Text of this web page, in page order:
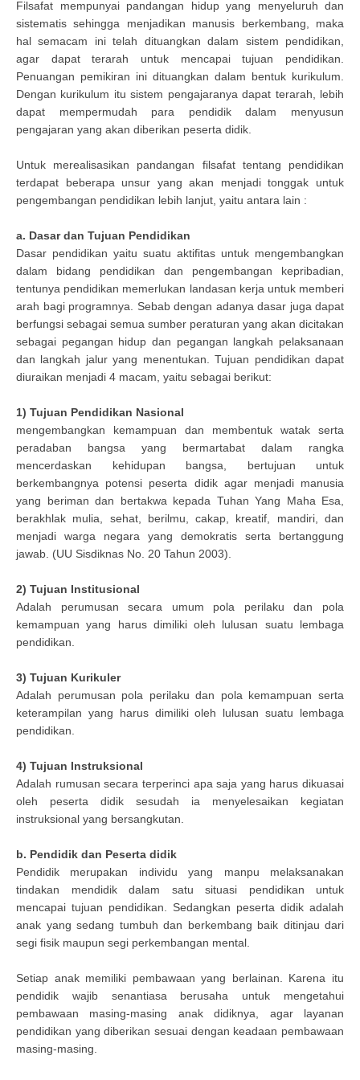
Filsafat mempunyai pandangan hidup yang menyeluruh dan
sistematis sehingga menjadikan manusis berkembang, maka
hal semacam ini telah dituangkan dalam sistem pendidikan,
agar dapat terarah untuk mencapai tujuan pendidikan.
Penuangan pemikiran ini dituangkan dalam bentuk kurikulum.
Dengan kurikulum itu sistem pengajaranya dapat terarah, lebih
dapat mempermudah para pendidik dalam menyusun
pengajaran yang akan diberikan peserta didik.
Untuk merealisasikan pandangan filsafat tentang pendidikan
terdapat beberapa unsur yang akan menjadi tonggak untuk
pengembangan pendidikan lebih lanjut, yaitu antara lain :
a. Dasar dan Tujuan Pendidikan
Dasar pendidikan yaitu suatu aktifitas untuk mengembangkan
dalam bidang pendidikan dan pengembangan kepribadian,
tentunya pendidikan memerlukan landasan kerja untuk memberi
arah bagi programnya. Sebab dengan adanya dasar juga dapat
berfungsi sebagai semua sumber peraturan yang akan dicitakan
sebagai pegangan hidup dan pegangan langkah pelaksanaan
dan langkah jalur yang menentukan. Tujuan pendidikan dapat
diuraikan menjadi 4 macam, yaitu sebagai berikut:
1) Tujuan Pendidikan Nasional
mengembangkan kemampuan dan membentuk watak serta
peradaban bangsa yang bermartabat dalam rangka
mencerdaskan kehidupan bangsa, bertujuan untuk
berkembangnya potensi peserta didik agar menjadi manusia
yang beriman dan bertakwa kepada Tuhan Yang Maha Esa,
berakhlak mulia, sehat, berilmu, cakap, kreatif, mandiri, dan
menjadi warga negara yang demokratis serta bertanggung
jawab. (UU Sisdiknas No. 20 Tahun 2003).
2) Tujuan Institusional
Adalah perumusan secara umum pola perilaku dan pola
kemampuan yang harus dimiliki oleh lulusan suatu lembaga
pendidikan.
3) Tujuan Kurikuler
Adalah perumusan pola perilaku dan pola kemampuan serta
keterampilan yang harus dimiliki oleh lulusan suatu lembaga
pendidikan.
4) Tujuan Instruksional
Adalah rumusan secara terperinci apa saja yang harus dikuasai
oleh peserta didik sesudah ia menyelesaikan kegiatan
instruksional yang bersangkutan.
b. Pendidik dan Peserta didik
Pendidik merupakan individu yang manpu melaksanakan
tindakan mendidik dalam satu situasi pendidikan untuk
mencapai tujuan pendidikan. Sedangkan peserta didik adalah
anak yang sedang tumbuh dan berkembang baik ditinjau dari
segi fisik maupun segi perkembangan mental.
Setiap anak memiliki pembawaan yang berlainan. Karena itu
pendidik wajib senantiasa berusaha untuk mengetahui
pembawaan masing-masing anak didiknya, agar layanan
pendidikan yang diberikan sesuai dengan keadaan pembawaan
masing-masing.